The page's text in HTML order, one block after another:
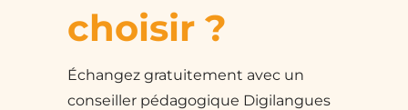
choisir ?
Échangez gratuitement avec un
conseiller pédagogique Digilangues